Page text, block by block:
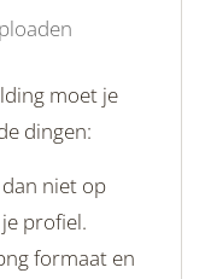
moet je
dingen:
niet op
profiel.
formaat en